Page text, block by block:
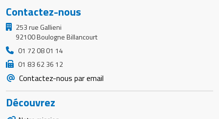
Contactez-nous
253 rue Gallieni
92100 Boulogne Billancourt
01 72 08 01 14
01 83 62 36 12
Contactez-nous par email
Découvrez